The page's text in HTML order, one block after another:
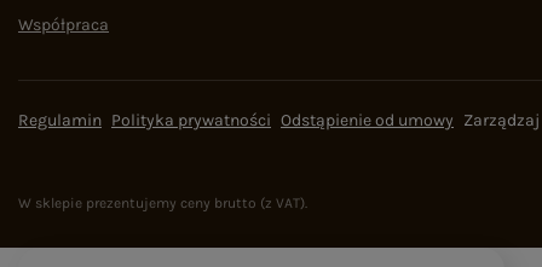
Współpraca
Regulamin Polityka prywatności Odstąpienie od umowy
W sklepie prezentujemy ceny brutto (z VAT).